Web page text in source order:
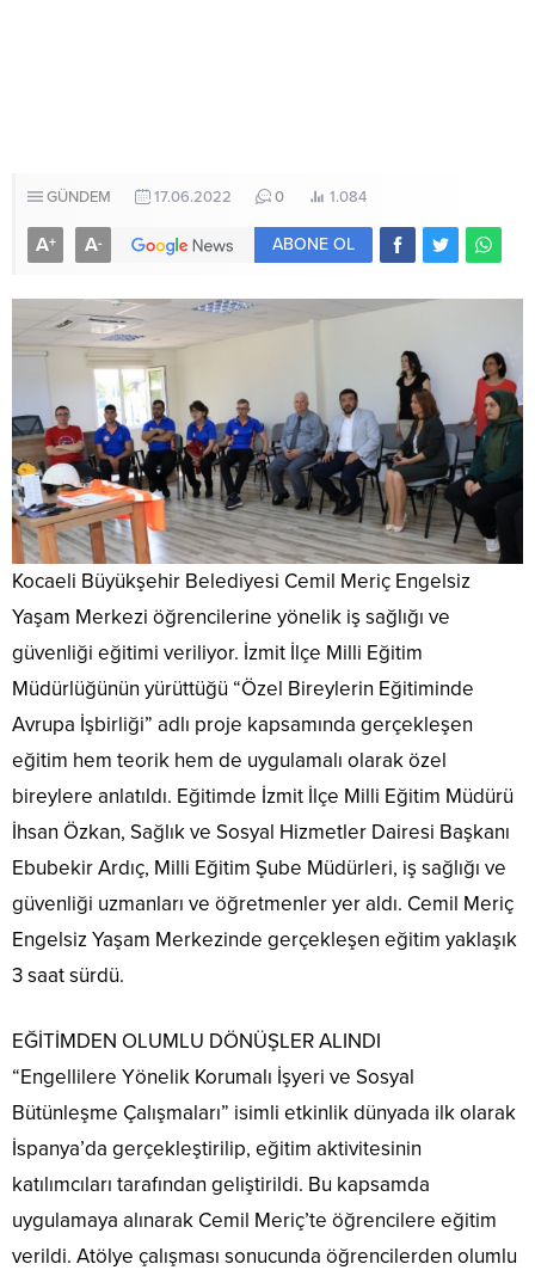
GÜNDEM 17.06.2022 0 1.084
A+ A- ABONE OL
Kocaeli Büyükşehir Belediyesi Cemil Meriç Engelsiz
Yaşam Merkezi öğrencilerine yönelik iş sağlığı ve
güvenliği eğitimi veriliyor. İzmit İlçe Milli Eğitim
Müdürlüğünün yürüttüğü “Özel Bireylerin Eğitiminde
Avrupa İşbirliği” adlı proje kapsamında gerçekleşen
eğitim hem teorik hem de uygulamalı olarak özel
bireylere anlatıldı. Eğitimde İzmit İlçe Milli Eğitim Müdürü
İhsan Özkan, Sağlık ve Sosyal Hizmetler Dairesi Başkanı
Ebubekir Ardıç, Milli Eğitim Şube Müdürleri, iş sağlığı ve
güvenliği uzmanları ve öğretmenler yer aldı. Cemil Meriç
Engelsiz Yaşam Merkezinde gerçekleşen eğitim yaklaşık
3 saat sürdü.
EĞİTİMDEN OLUMLU DÖNÜŞLER ALINDI
“Engellilere Yönelik Korumalı İşyeri ve Sosyal
Bütünleşme Çalışmaları” isimli etkinlik dünyada ilk olarak
İspanya’da gerçekleştirilip, eğitim aktivitesinin
katılımcıları tarafından geliştirildi. Bu kapsamda
uygulamaya alınarak Cemil Meriç’te öğrencilere eğitim
verildi. Atölye çalışması sonucunda öğrencilerden olumlu